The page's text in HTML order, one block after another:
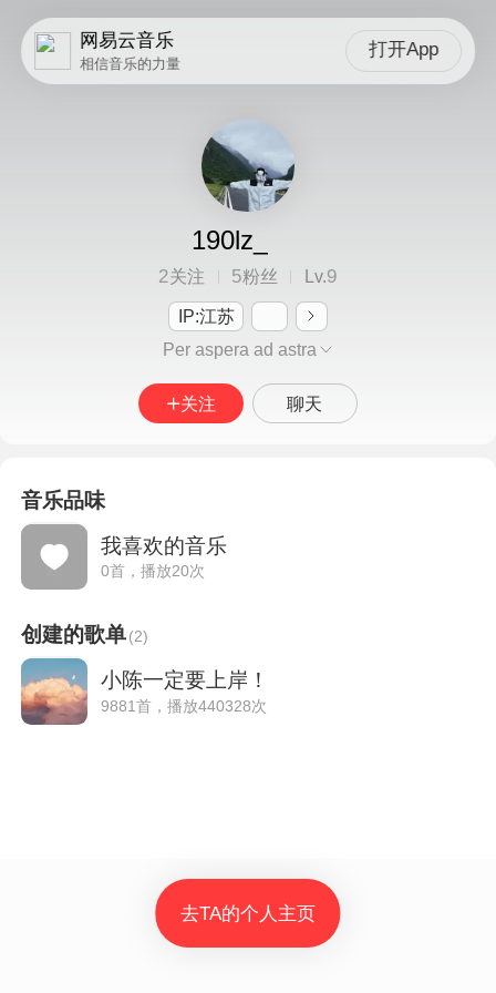
网易云音乐
相信音乐的力量
打开App
190lz_
2关注 5粉丝 Lv.9
IP:江苏
Per aspera ad astra
关注 聊天
音乐品味
我喜欢的音乐
0首，播放20次
创建的歌单(2)
小陈一定要上岸！
9881首，播放440328次
去TA的个人主页